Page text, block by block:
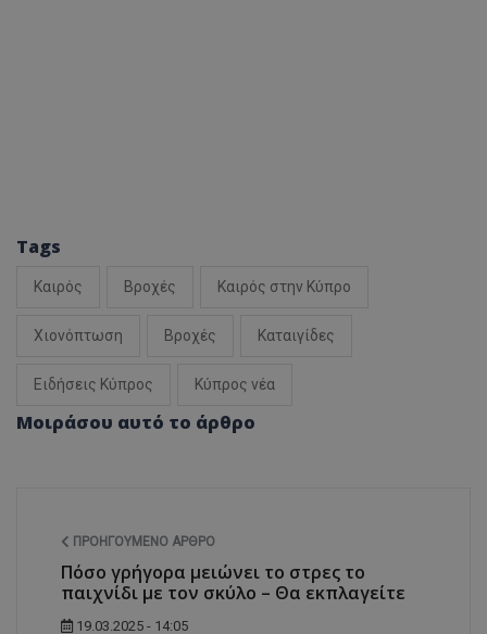
Tags
Καιρός Βροχές Καιρός στην Κύπρο
Χιονόπτωση Βροχές Καταιγίδες
Ειδήσεις Κύπρος Κύπρος νέα
Μοιράσου αυτό το άρθρο
ΠΡΟΗΓΟΎΜΕΝΟ ΆΡΘΡΟ
Πόσο γρήγορα μειώνει το στρες το
παιχνίδι με τον σκύλο – Θα εκπλαγείτε
19.03.2025 - 14:05